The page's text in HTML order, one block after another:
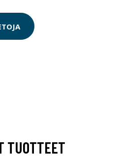
TUOTTEET